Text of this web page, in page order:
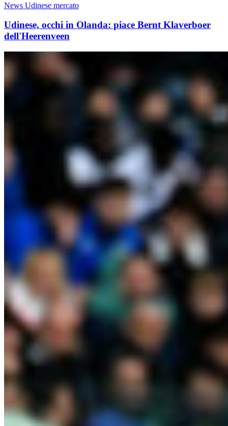
News Udinese mercato
Udinese, occhi in Olanda: piace Bernt Klaverboer
dell'Heerenveen